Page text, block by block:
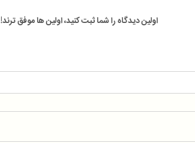
اولین دیدگاه را شما ثبت کنید، اولین ها موفق ترند!